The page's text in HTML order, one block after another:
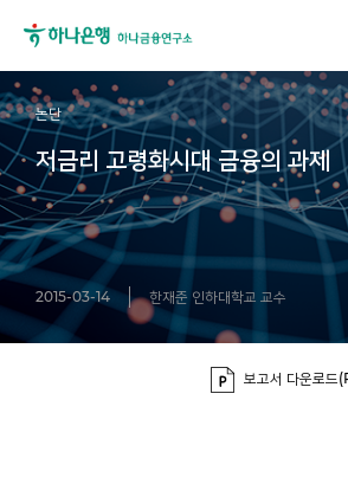
논단
저금리 고령화시대 금융의 과제
2015-03-14 한재준 인하대학교 교수
보고서 다운로드